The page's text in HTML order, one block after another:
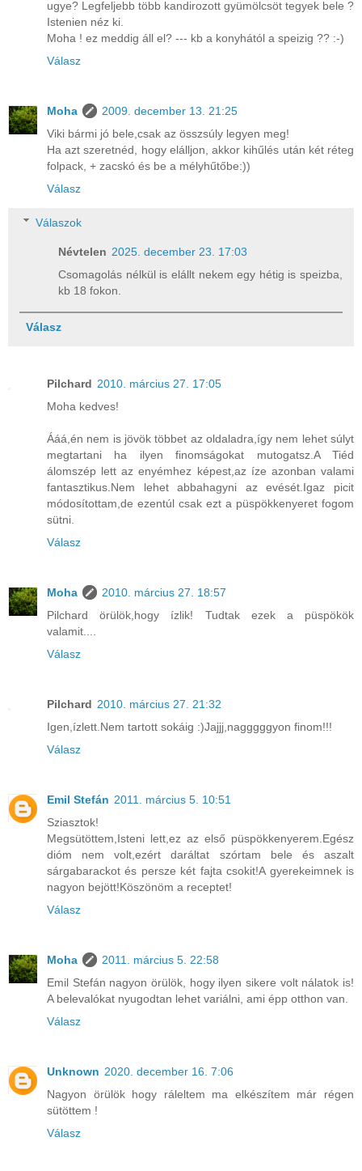
ugye? Legfeljebb több kandirozott gyümölcsöt tegyek bele ?
Istenien néz ki.
Moha ! ez meddig áll el? --- kb a konyhától a speizig ?? :-)
Válasz
Moha
2009. december 13. 21:25
Viki bármi jó bele,csak az összsúly legyen meg!
Ha azt szeretnéd, hogy elálljon, akkor kihűlés után két réteg
folpack, + zacskó és be a mélyhűtőbe:))
Válasz
Válaszok
Névtelen 2025. december 23. 17:03
Csomagolás nélkül is elállt nekem egy hétig is speizba,
kb 18 fokon.
Válasz
Pilchard 2010. március 27. 17:05
Moha kedves!
Ááá,én nem is jövök többet az oldaladra,így nem lehet súlyt
megtartani ha ilyen finomságokat mutogatsz.A Tiéd
álomszép lett az enyémhez képest,az íze azonban valami
fantasztikus.Nem lehet abbahagyni az evését.Igaz picit
módosítottam,de ezentúl csak ezt a püspökkenyeret fogom
sütni.
Válasz
Moha
2010. március 27. 18:57
Pilchard örülök,hogy ízlik! Tudtak ezek a püspökök
valamit....
Válasz
Pilchard 2010. március 27. 21:32
Igen,ízlett.Nem tartott sokáig :)Jajjj,nagggggyon finom!!!
Válasz
Emil Stefán 2011. március 5. 10:51
Sziasztok!
Megsütöttem,Isteni lett,ez az első püspökkenyerem.Egész
dióm nem volt,ezért daráltat szórtam bele és aszalt
sárgabarackot és persze két fajta csokit!A gyerekeimnek is
nagyon bejött!Köszönöm a receptet!
Válasz
Moha
2011. március 5. 22:58
Emil Stefán nagyon örülök, hogy ilyen sikere volt nálatok is!
A belevalókat nyugodtan lehet variálni, ami épp otthon van.
Válasz
Unknown 2020. december 16. 7:06
Nagyon örülök hogy ráleltem ma elkészítem már régen
sütöttem !
Válasz